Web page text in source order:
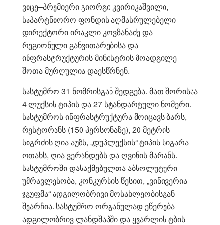
ვიცე–პრემიერი გიორგი კვირიკაშვილი,
საპარტნიორო ფონდის აღმასრულებელი
დირექტორი ირაკლი კოვზანაძე და
რეგიონული განვითარებისა და
ინფრასტრუქტურის მინისტრის მოადგილე
შოთა მურღულია დაესწრნენ.
სასტუმრო 31 ნომრისგან შედგება. მათ შორისაა
4 ლუქსის ტიპის და 27 სტანდარტული ნომერი.
სასტუმროს ინფრასტრუქტურა მოიცავს ბარს,
რესტორანს (150 პერსონაზე), 20 მეტრის
სიგრძის ღია აუზს, „დუპლექსის“ ტიპის სიგარა
ოთახს, ღია ვერანდებს და ღვინის მარანს.
სასტუმროში დასაქმებულთა აბსოლუტური
უმრავლესობა, კონკურსის წესით, „ვინივერია
ჯგუფმა“ ადგილობრივი მოსახლეობისგან
შეარჩია. სასტუმრო ორგანულად ეწერება
ადგილობრივ ლანდშაპში და ყვარლის ტბის